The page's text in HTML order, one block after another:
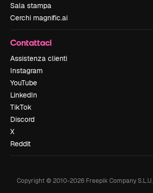
Sala stampa
Cerchi magnific.ai
Contattaci
Assistenza clienti
Instagram
YouTube
LinkedIn
TikTok
Discord
X
Reddit
Copyright © 2010-2026Freepik Company S.L.U.